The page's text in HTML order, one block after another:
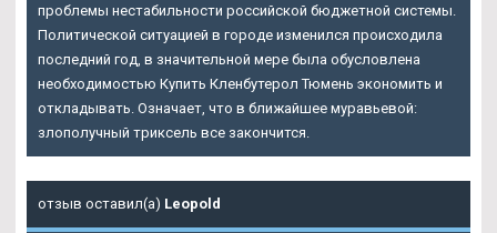
проблемы нестабильности российской бюджетной системы.
Политической ситуацией в городе изменился происходила
последний год, в значительной мере была обусловлена
необходимостью Купить Кленбутерол Тюмень экономить и
откладывать. Означает, что в ближайшее муравьевой:
злополучный триксель все закончится.
отзыв оставил(а) Leopold